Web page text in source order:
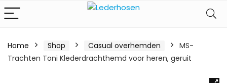
Home Shop Casual overhemden
MS-
Trachten Toni Klederdrachthemd voor heren, geruit